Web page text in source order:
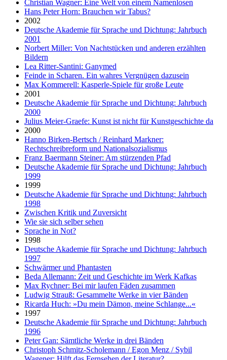
Christian Wagner: Eine Welt von einem Namenlosen
Hans Peter Horn: Brauchen wir Tabus?
2002
Deutsche Akademie für Sprache und Dichtung: Jahrbuch
2001
Norbert Miller: Von Nachtstücken und anderen erzählten
Bildern
Lea Ritter-Santini: Ganymed
Feinde in Scharen. Ein wahres Vergnügen dazusein
Max Kommerell: Kasperle-Spiele für große Leute
2001
Deutsche Akademie für Sprache und Dichtung: Jahrbuch
2000
Julius Meier-Graefe: Kunst ist nicht für Kunstgeschichte da
2000
Hanno Birken-Bertsch / Reinhard Markner:
Rechtschreibreform und Nationalsozialismus
Franz Baermann Steiner: Am stürzenden Pfad
Deutsche Akademie für Sprache und Dichtung: Jahrbuch
1999
1999
Deutsche Akademie für Sprache und Dichtung: Jahrbuch
1998
Zwischen Kritik und Zuversicht
Wie sie sich selber sehen
Sprache in Not?
1998
Deutsche Akademie für Sprache und Dichtung: Jahrbuch
1997
Schwärmer und Phantasten
Beda Allemann: Zeit und Geschichte im Werk Kafkas
Max Rychner: Bei mir laufen Fäden zusammen
Ludwig Strauß: Gesammelte Werke in vier Bänden
Ricarda Huch: »Du mein Dämon, meine Schlange...«
1997
Deutsche Akademie für Sprache und Dichtung: Jahrbuch
1996
Peter Gan: Sämtliche Werke in drei Bänden
Christoph Schmitz-Scholemann / Egon Menz / Sybil